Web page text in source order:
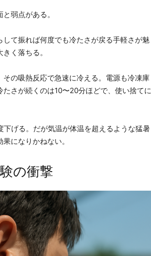
弱点がある。
て振れば何度でも冷たさが戻る手軽さが魅
く落ちる。
の吸熱反応で急速に冷える。電源も冷凍庫
さが続くのは10〜20分ほどで、使い捨てに
げる。だが気温が体温を超えるような猛暑
になりかねない。
の衝撃